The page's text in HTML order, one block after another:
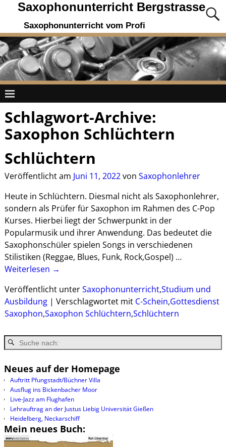
Saxophonunterricht Bergstrasse
Saxophonunterricht vom Profi
Schlagwort-Archive:
Saxophon Schlüchtern
Schlüchtern
Veröffentlicht am Juni 11, 2022von Saxophonlehrer
Heute in Schlüchtern. Diesmal nicht als Saxophonlehrer,
sondern als Prüfer für Saxophon im Rahmen des C-Pop
Kurses. Hierbei liegt der Schwerpunkt in der
Popularmusik und ihrer Anwendung. Das bedeutet die
Saxophonschüler spielen Songs in verschiedenen
Stilistiken (Reggae, Blues, Funk, Rock,Gospel) …
Weiterlesen →
Veröffentlicht unterSaxophonunterricht,Studium und
Ausbildung| Verschlagwortet mit C-Schein,Gottesdienst
Saxophon,Saxophon Schlüchtern,Schlüchtern
Neues auf der Homepage
Auftritt Pfungstadt/Büchner Villa
Ausflug ins Bickenbacher Moor
Live-Jazz am Flughafen
Lehrauftrag an der Justus Liebig Universität Gießen
Heidelberg, Neckarschiff
Mein neues Buch: